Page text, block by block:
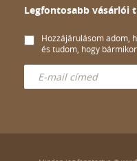
Legfontosabb vásárlói
Hozzájárulásom adom,
és tudom, hogy